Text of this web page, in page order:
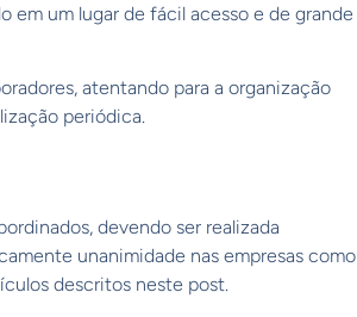
em um lugar de fácil acesso e de grande
atentando para a organização
periódica.
devendo ser realizada
unanimidade nas empresas como
descritos neste post.